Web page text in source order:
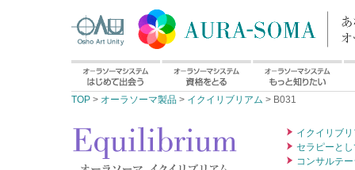
TOP > オーラソーマ製品 > イクイリブリアム > B031
イクイリブ
セラピーと
コンサルテ